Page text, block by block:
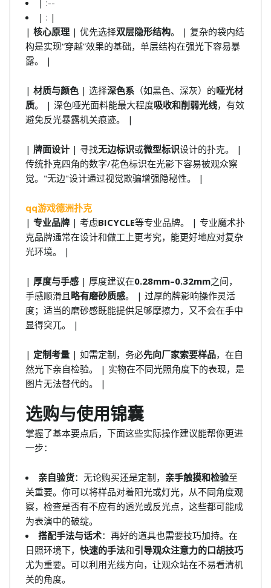
| : |
| 核心原理 | 优先选择双层隐形结构。 | 复杂的袋内结
构是实现“穿越”效果的基础，单层结构在强光下容易暴
露。 |
| 材质与颜色 | 选择深色系 （如黑色、深灰）的哑光材
质。 | 深色哑光面料能最大程度吸收和削弱光线，有效
避免反光暴露机关痕迹。 |
| 牌面设计 | 寻找无边标识或微型标识设计的扑克。 |
传统扑克四角的数字/花色标识在光影下容易被观众察
觉。"无边"设计通过视觉欺骗增强隐秘性。 |
qq游戏德洲扑克
| 专业品牌 | 考虑BICYCLE等专业品牌。 | 专业魔术扑
克品牌通常在设计和做工上更考究，能更好地应对复杂
光环境。 |
| 厚度与手感 | 厚度建议在0.28mm–0.32mm之间，
手感顺滑且 略有磨砂质感。 | 过厚的牌影响操作灵活
度；适当的磨砂感既能提供足够摩擦力，又不会在手中
显得突兀。 |
| 定制考量 | 如需定制，务必先向厂家索要样品，在自
然光下亲自检验。 | 实物在不同光照角度下的表现，是
图片无法替代的。 |
选购与使用锦囊
掌握了基本要点后，下面这些实际操作建议能帮你更进
一步：
亲自验货：无论购买还是定制， 亲手触摸和检验至
关重要。你可以将样品对着阳光或灯光，从不同角度观
察，检查是否有不应有的透光或反光点，这些都可能成
为表演中的破绽。
搭配手法与话术：再好的道具也需要技巧加持。在
日照环境下， 快速的手法和引导观众注意力的口胡技巧
尤为重要。可以利用光线方向，让观众站在不易看清机
关的角度。